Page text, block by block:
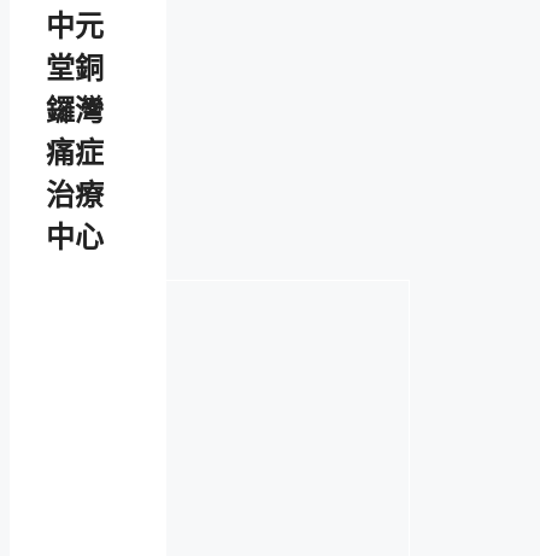
中元
堂銅
鑼灣
痛症
治療
中心